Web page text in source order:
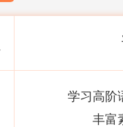
学习高阶
丰富